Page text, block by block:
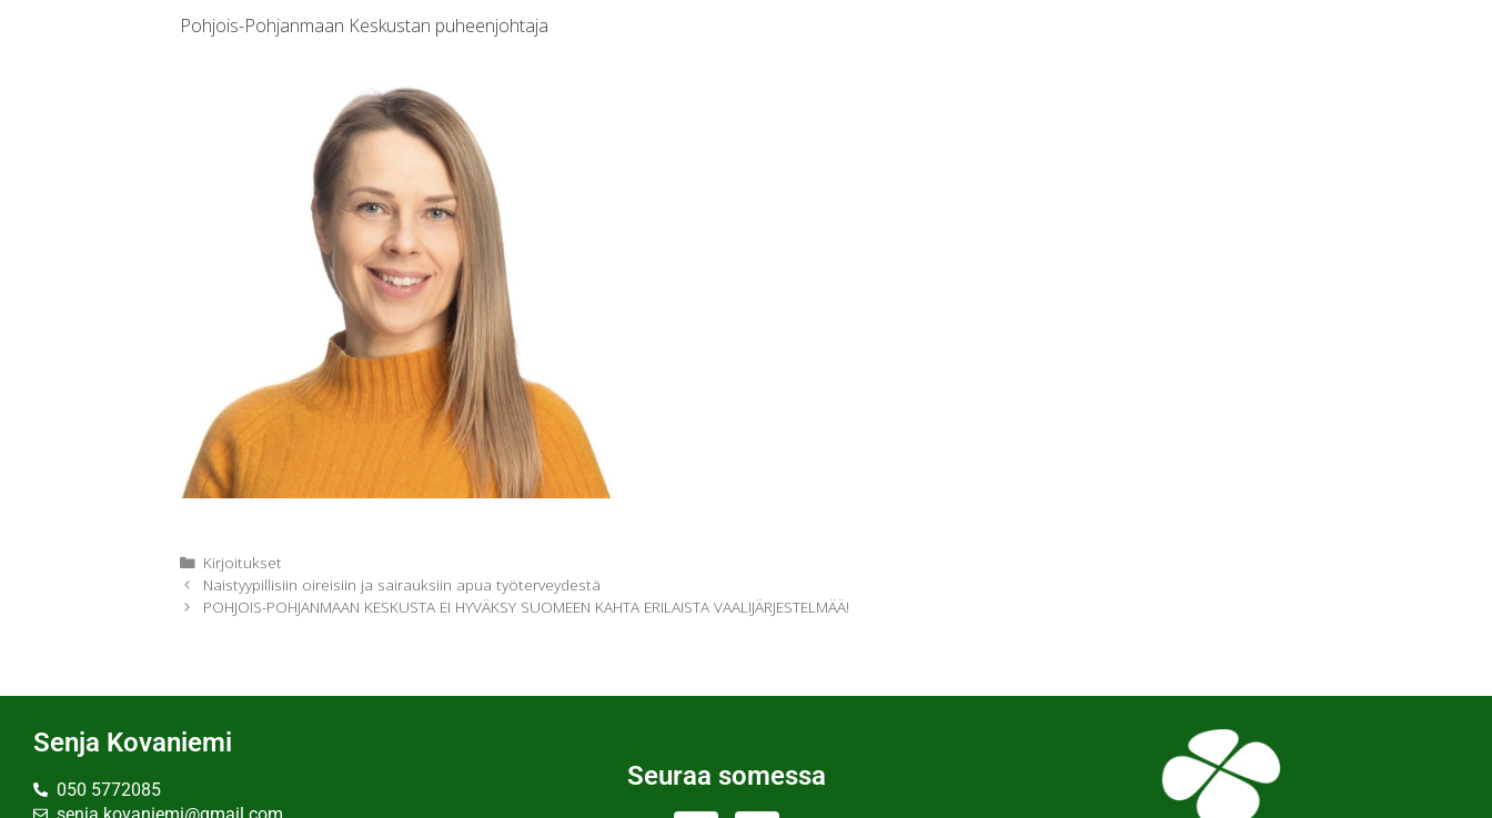
Pohjois-Pohjanmaan Keskustan puheenjohtaja
Kirjoitukset
Naistyypillisiin oireisiin ja sairauksiin apua työterveydestä
POHJOIS-POHJANMAAN KESKUSTA EI HYVÄKSY SUOMEEN KAHTA ERILAISTA VAALIJÄRJESTELMÄÄ!
Senja Kovaniemi
050 5772085
Seuraa somessa